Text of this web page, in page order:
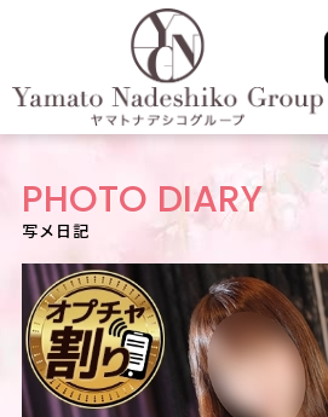
PHOTO DIARY
写メ日記